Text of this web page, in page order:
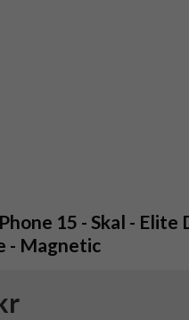
15 - Skal - Elite
- Magnetic